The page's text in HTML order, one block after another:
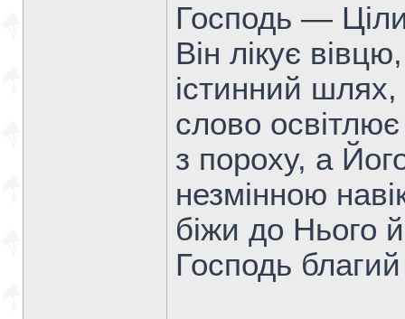
Господь —
Він лікує
істинний
слово
з пороху, а
незмінною
біжи до Нього
Господь благий